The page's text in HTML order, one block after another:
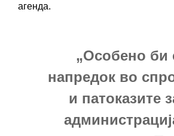
агенда.
„Особено би
напредок во
и патоказите